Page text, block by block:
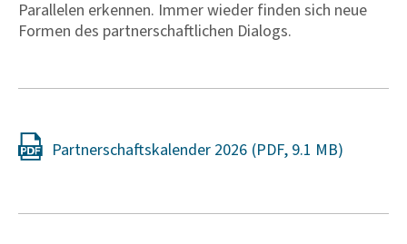
Parallelen erkennen. Immer wieder finden sich neue
Formen des partnerschaftlichen Dialogs.
Partnerschaftskalender 2026